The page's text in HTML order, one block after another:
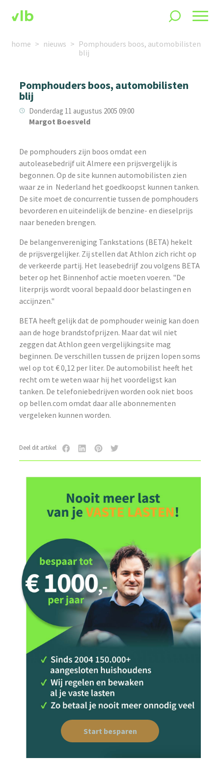
home nieuws
Pomphouders boos, automobilisten
blij
Pomphouders boos, automobilisten
blij
Donderdag 11 augustus 2005 09:00
Margot Boesveld
De pomphouders zijn boos omdat een
autoleasebedrijf uit Almere een prijsvergelijk is
begonnen. Op de site kunnen automobilisten zien
waar ze in Nederland het goedkoopst kunnen tanken.
De site moet de concurrentie tussen de pomphouders
bevorderen en uiteindelijk de benzine- en dieselprijs
naar beneden brengen.
De belangenvereniging Tankstations (BETA) hekelt
de prijsvergelijker. Zij stellen dat Athlon zich richt op
de verkeerde partij. Het leasebedrijf zou volgens BETA
beter op het Binnenhof actie moeten voeren. "De
literprijs wordt vooral bepaald door belastingen en
accijnzen."
BETA heeft gelijk dat de pomphouder weinig kan doen
aan de hoge brandstofprijzen. Maar dat wil niet
zeggen dat Athlon geen vergelijkingsite mag
beginnen. De verschillen tussen de prijzen lopen soms
wel op tot € 0,12 per liter. De automobilist heeft het
recht om te weten waar hij het voordeligst kan
tanken. De telefoniebedrijven worden ook niet boos
op bellen.com omdat daar alle abonnementen
vergeleken kunnen worden.
Deel dit artikel
Start besparen